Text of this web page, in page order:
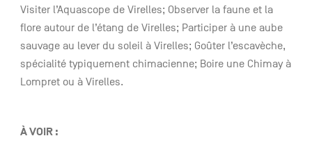
Visiter l’Aquascope de Virelles; Observer la faune et la
flore autour de l’étang de Virelles; Participer à une aube
sauvage au lever du soleil à Virelles; Goûter l’escavèche,
spécialité typiquement chimacienne; Boire une Chimay à
Lompret ou à Virelles.
ÀVOIR :